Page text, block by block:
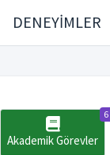
DENEYİMLER
6
Akademik Görevler